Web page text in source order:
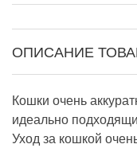
ОПИСАНИЕ
Кошки очень
идеально
Уход за кошкой